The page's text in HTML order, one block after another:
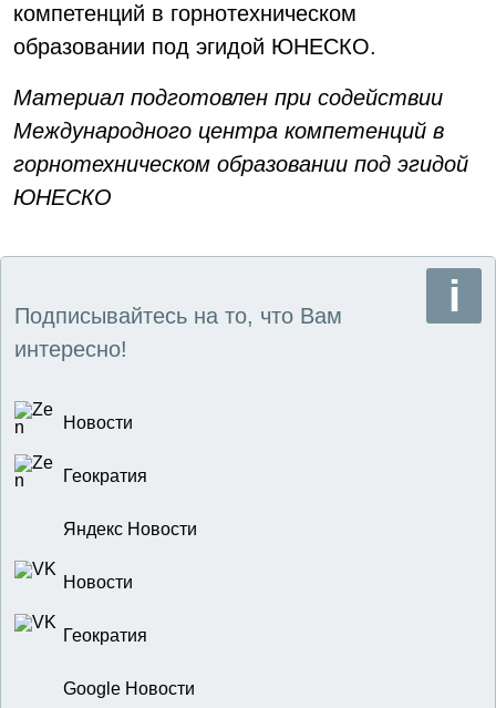
компетенций в горнотехническом
образовании под эгидой ЮНЕСКО.
Материал подготовлен при содействии
Международного центра компетенций в
горнотехническом образовании под эгидой
ЮНЕСКО
Подписывайтесь на то, что Вам
интересно!
Новости
Геократия
Яндекс Новости
Новости
Геократия
Google Новости